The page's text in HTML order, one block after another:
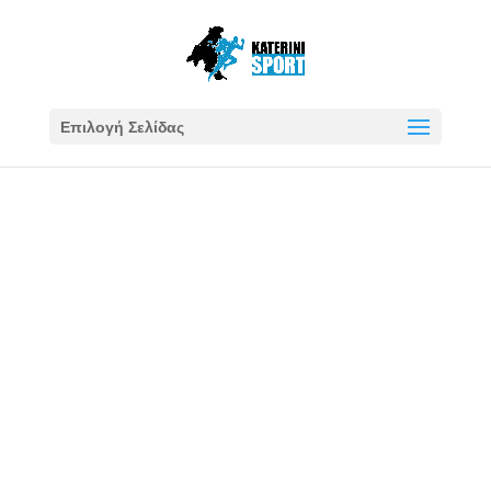
Επιλογή Σελίδας